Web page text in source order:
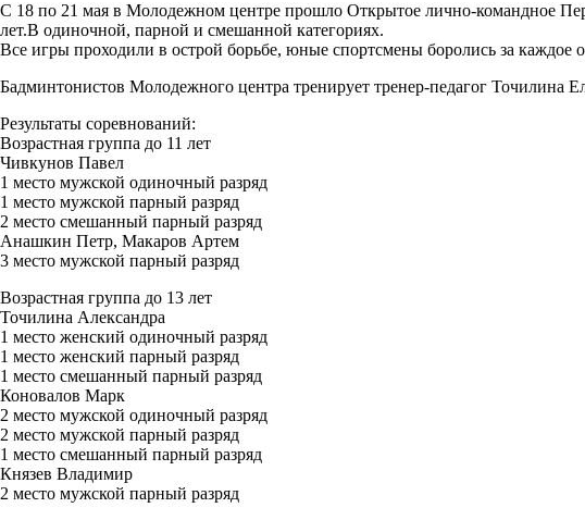
С 18 по 21 мая в Молодежном центре прошло Открытое лично-командное
лет.В одиночной, парной и смешанной категориях.
Все игры проходили в острой борьбе, юные спортсмены боролись за каждое
Бадминтонистов Молодежного центра тренирует тренер-педагог Точилина
Результаты соревнований:
Возрастная группа до 11 лет
Чивкунов Павел
1 место мужской одиночный разряд
1 место мужской парный разряд
2 место смешанный парный разряд
Анашкин Петр, Макаров Артем
3 место мужской парный разряд
Возрастная группа до 13 лет
Точилина Александра
1 место женский одиночный разряд
1 место женский парный разряд
1 место смешанный парный разряд
Коновалов Марк
2 место мужской одиночный разряд
2 место мужской парный разряд
1 место смешанный парный разряд
Князев Владимир
2 место мужской парный разряд